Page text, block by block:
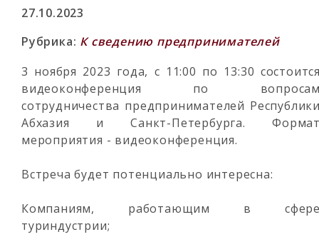
27.10.2023
Рубрика: К сведению предпринимателей
3 ноября 2023 года, с 11:00 по 13:30
видеоконференция по
сотрудничества предпринимателей
Абхазия и Санкт-Петербурга.
мероприятия - видеоконференция.
Встреча будет потенциально интересна:
Компаниям, работающим в
туриндустрии;